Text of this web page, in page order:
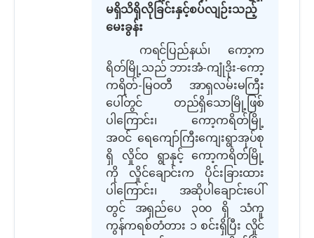
မရှိသိရှိလိုခြင်းနှင့်စပ်လျဉ်းသည့်
မေးခွန်း
ကရင်ပြည်နယ်၊ ကော့က
ရိတ်မြို့သည် ဘားအံ-ကျုံဒိုး-ကော့
ကရိတ်-မြဝတီ အာရှလမ်းမကြီး
ပေါ်တွင် တည်ရှိသောမြို့ဖြစ်
ပါကြောင်း၊ကော့ကရိတ်မြို့
အဝင် ရေကျော်ကြီးကျေးရွာအုပ်စု
ရှိ လှိုင်ဝ ရွာနှင့် ကော့ကရိတ်မြို့
ကို လှိုင်ချောင်းက ပိုင်းခြားထား
ပါကြောင်း၊ အဆိုပါချောင်းပေါ်
တွင် အရှည်ပေ ၃၀၀ ရှိ သံကူ
ကွန်ကရစ်တံတား ၁ စင်းရှိပြီး လှိုင်